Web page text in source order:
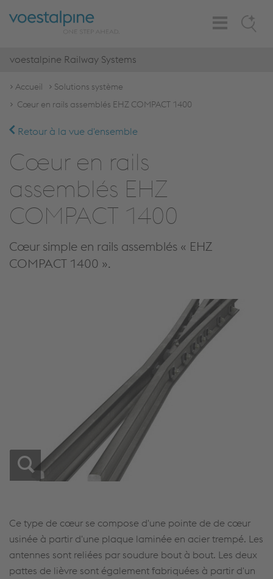
Search
Toggle
Navigation
voestalpine Railway Systems
Accueil
Solutions système
Cœur en rails assemblés EHZ COMPACT 1400
Retour à la vue d'ensemble
Cœur en rails
assemblés EHZ
COMPACT 1400
Cœur simple en rails assemblés « EHZ
COMPACT 1400 ».
Ce type de cœur se compose d'une pointe de de cœur
usinée à partir d'une plaque laminée en acier trempé. Les
antennes sont reliées par soudure bout à bout. Les deux
pattes de lièvre sont également fabriquées à partir d'un